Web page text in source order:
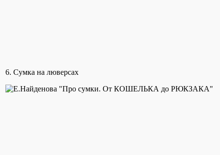
6. Сумка на люверсах